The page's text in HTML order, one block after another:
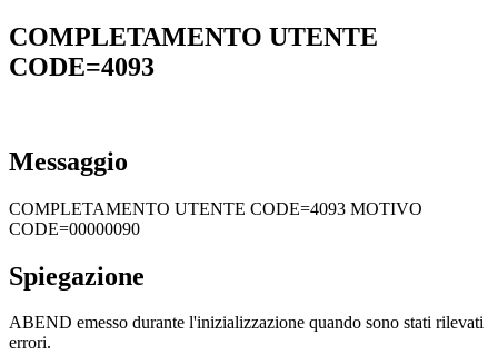
COMPLETAMENTO UTENTE
CODE=4093
Messaggio
COMPLETAMENTO UTENTE CODE=4093 MOTIVO
CODE=00000090
Spiegazione
ABEND emesso durante l'inizializzazione quando sono stati rilevati
errori.